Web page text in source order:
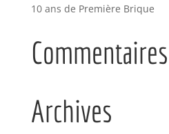
10 ans de Première Brique
Archives